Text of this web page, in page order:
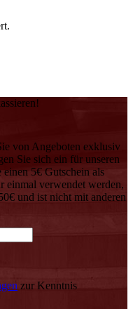
von Angeboten exklusiv
Sie sich ein für unseren
5€ Gutschein als
einmal verwendet werden,
und ist nicht mit anderen
zur Kenntnis